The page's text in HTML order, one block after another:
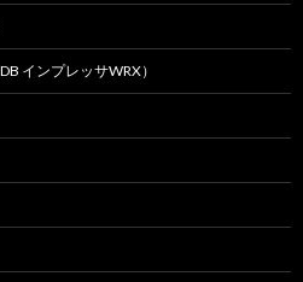
インプレッサWRX）